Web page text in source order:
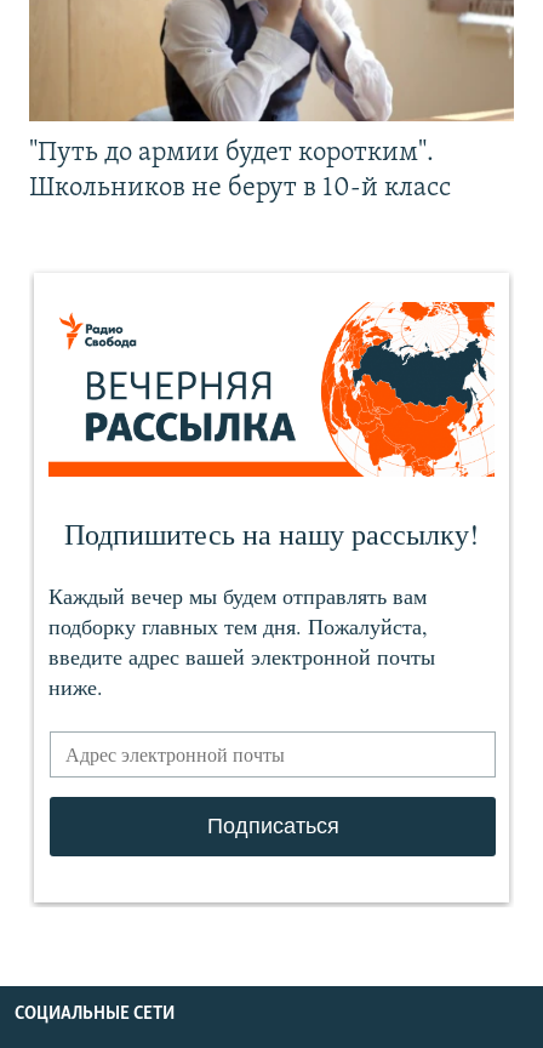
"Путь до армии будет коротким".
Школьников не берут в 10-й класс
СОЦИАЛЬНЫЕ СЕТИ